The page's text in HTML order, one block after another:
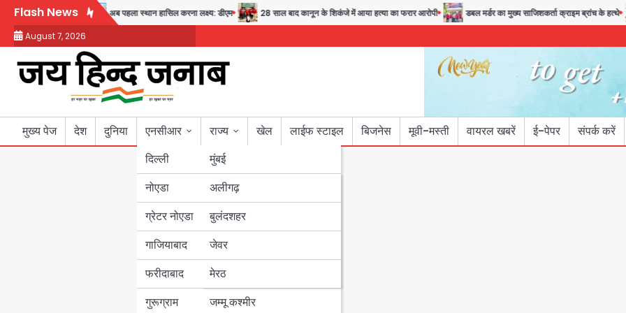
Skip
content
Flash News
और सुरक्षा का संदेश अब पहला स्थान हासिल करना लक्ष्य: डीएम 28 साल बाद कानून के शिकंजे में आया हत्या का फरार आरोपी डबल मर्डर का मुख्य साजिशकर्ता क्राइम ब्रांच के हत्थे
August 7, 2026
मुख्य पेज देश दुनिया
एनसीआर
दिल्ली
नोएडा
ग्रेटर नोएडा
गाजियाबाद
फरीदाबाद
गुरूग्राम
राज्य
मुंबई
उत्तर प्रदेश
अलीगढ़
बुलंदशहर
जेवर
मेरठ
बिहार
पंजाब
हरियाणा
जम्मू कश्मीर
खेल लाईफ स्टाइल बिजनेस मूवी-मस्ती वायरल खबरें ई-पेपर संपर्क करें